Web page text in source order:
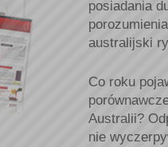
posiadania
australijski
Co roku
Australii?
nie